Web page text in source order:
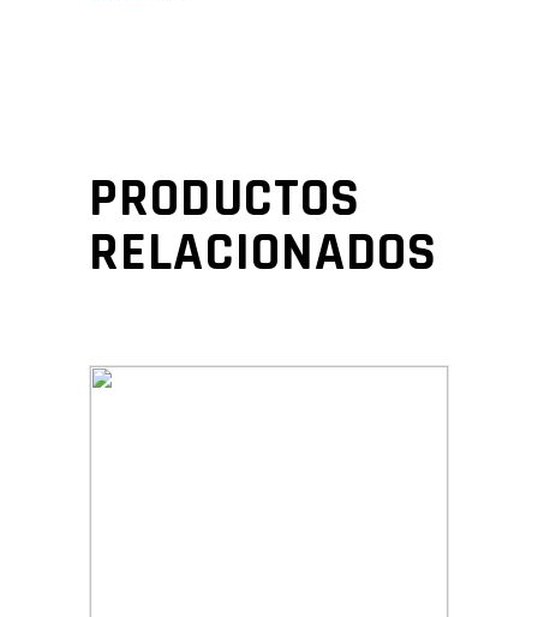
PRODUCTOS
RELACIONADOS